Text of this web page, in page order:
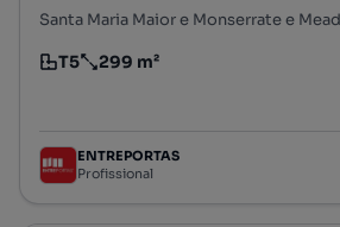
Tipologia
T5
Preço por metro quadrado
299 m²
ENTREPORTAS
Profissional